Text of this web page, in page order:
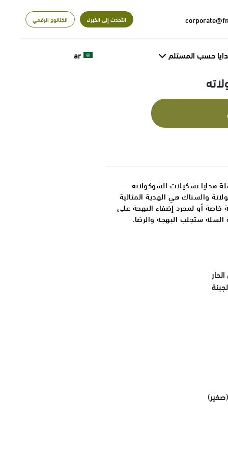
التحدث إلى الخبراء الكتالوج الرقمي
حسب المستلم ar
هدايا تشكيلات الشوكولاته
والسناك هي الهدية المثالية
أو لمجرد إضفاء البهجة على
ستجلب البهجة والرضا.